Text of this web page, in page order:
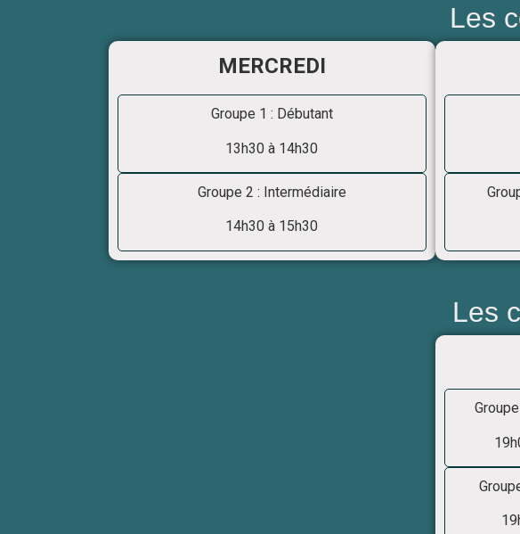
Les
MERCREDI
Groupe 1 : Débutant
13h30 à 14h30
Groupe 2 : Intermédiaire
14h30 à 15h30
Les